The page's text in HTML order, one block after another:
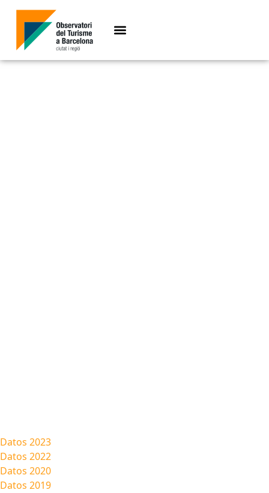
Cifras clave 2021
Datos 2023
Datos 2022
Datos 2020
Datos 2019